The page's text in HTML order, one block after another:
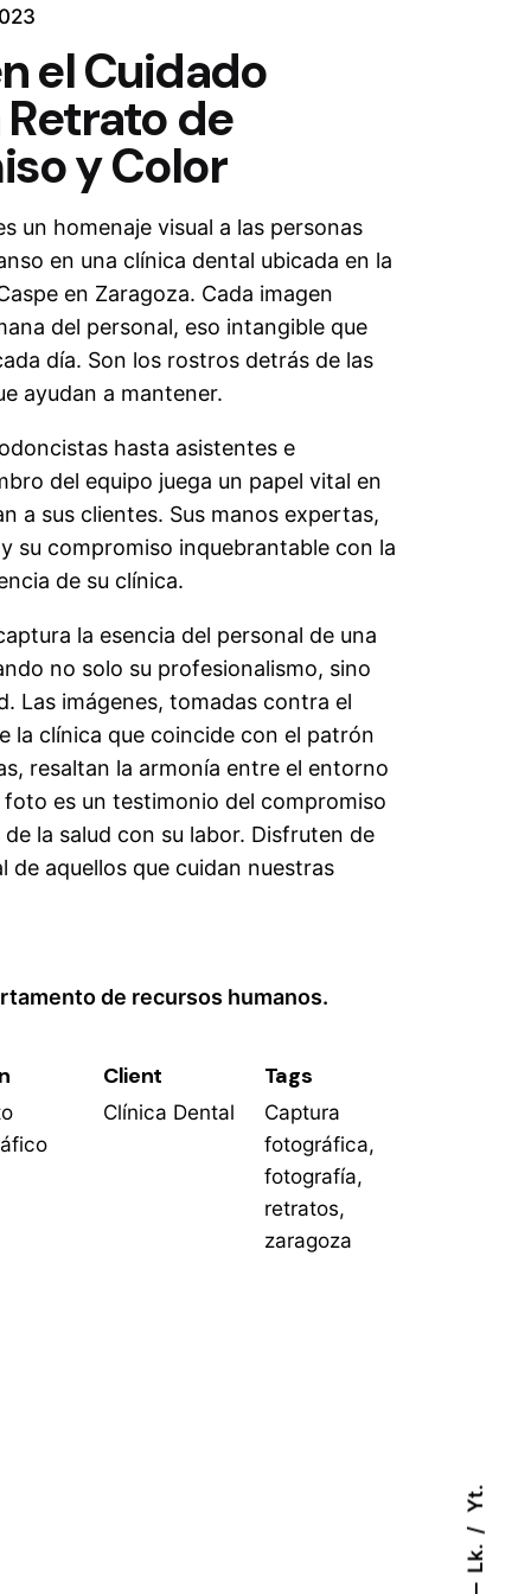
Lk.
Yt.
el Cuidado
Retrato de
y Color
un homenaje visual a las personas
en una clínica dental ubicada en la
en Zaragoza. Cada imagen
del personal, eso intangible que
día. Son los rostros detrás de las
ayudan a mantener.
hasta asistentes e
del equipo juega un papel vital en
a sus clientes. Sus manos expertas,
su compromiso inquebrantable con la
de su clínica.
la esencia del personal de una
no solo su profesionalismo, sino
Las imágenes, tomadas contra el
la clínica que coincide con el patrón
resaltan la armonía entre el entorno
es un testimonio del compromiso
la salud con su labor. Disfruten de
de aquellos que cuidan nuestras
de recursos humanos.
Client
Clínica Dental
Tags
Captura
fotográfica,
fotografía,
retratos,
zaragoza